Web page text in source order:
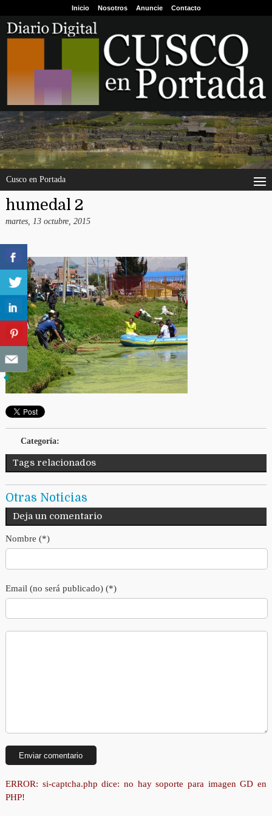
Inicio Nosotros Anuncie Contacto
Cusco en Portada
humedal 2
martes, 13 octubre, 2015
Categoría:
Tags relacionados
Otras Noticias
Deja un comentario
Nombre (*)
Email (no será publicado) (*)
ERROR: si-captcha.php dice: no hay soporte para imagen GD en
PHP!